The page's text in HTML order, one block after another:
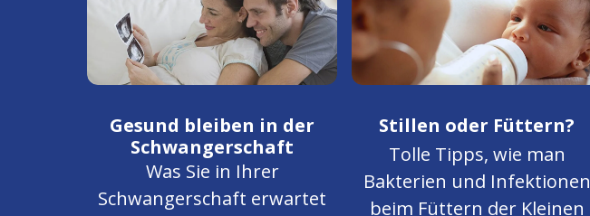
Gesund bleiben in der
Schwangerschaft
Was Sie in Ihrer
Schwangerschaft erwartet
Stillen oder Füttern?
Tolle Tipps, wie man
Bakterien und Infektionen
beim Füttern der Kleinen